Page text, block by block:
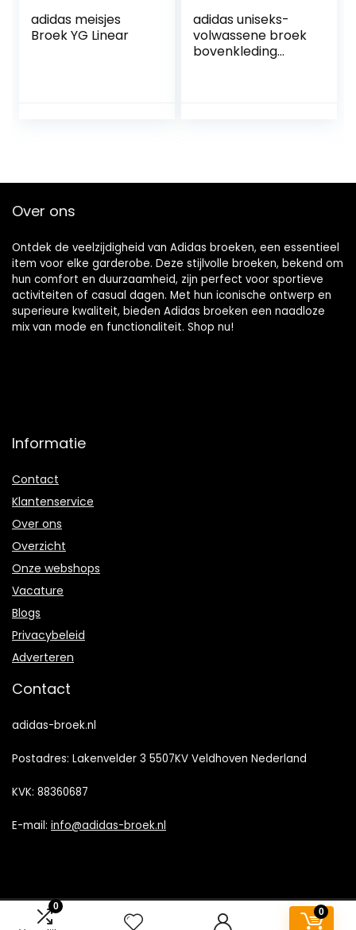
0
0
adidas meisjes
Broek YG Linear
adidas uniseks-
volwassene broek
bovenkleding
Over ons
Ontdek de veelzijdigheid van Adidas broeken, een essentieel
item voor elke garderobe. Deze stijlvolle broeken, bekend om
hun comfort en duurzaamheid, zijn perfect voor sportieve
activiteiten of casual dagen. Met hun iconische ontwerp en
superieure kwaliteit, bieden Adidas broeken een naadloze
mix van mode en functionaliteit. Shop nu!
Informatie
Contact
Klantenservice
Over ons
Overzicht
Onze webshops
Vacature
Blogs
Privacybeleid
Adverteren
Contact
adidas-broek.nl
Postadres: Lakenvelder 3 5507KV Veldhoven Nederland
KVK: 88360687
E-mail: info@adidas-broek.nl
2022 © Adidas-Broek.nl Alle rechten voorbehouden